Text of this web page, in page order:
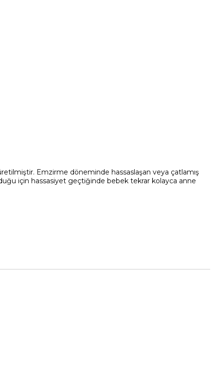
Emzirme döneminde hassaslaşan veya çatlamış
için hassasiyet geçtiğinde bebek tekrar kolayca anne